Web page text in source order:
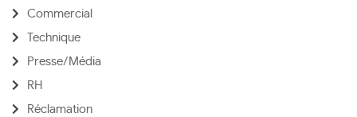
Commercial
Technique
Presse/Média
RH
Réclamation